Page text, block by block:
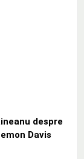
despre
Davis